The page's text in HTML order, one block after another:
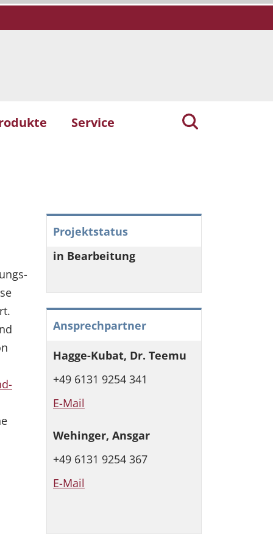
Service
Projektstatus
in Bearbeitung
Ansprechpartner
Hagge-Kubat, Dr. Teemu
+49 6131 9254 341
E-Mail
Wehinger, Ansgar
+49 6131 9254 367
E-Mail